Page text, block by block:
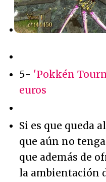
5- 'Pokkén
euros
Si es que queda
que aún no tenga
que además de
la ambientación